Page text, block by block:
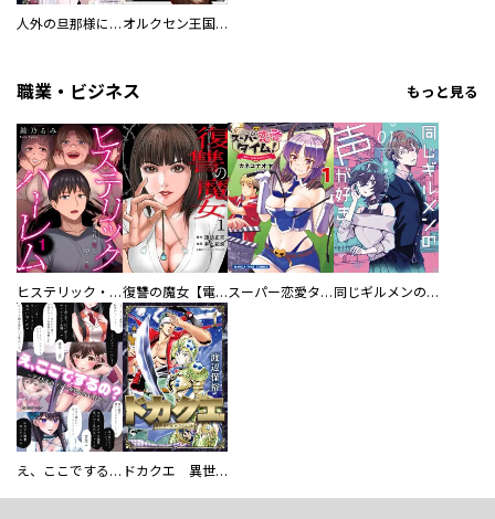
人外の旦那様に娶られ毎晩ナカまで愛される…。アンソロジー オルクセン王国史
職業・ビジネス もっと見る
ヒステリック・ハーレム～搾られる男と堕ちる女～【電子単行本版】 復讐の魔女【電子単行本版】 スーパー恋愛タイム！～現場でドＳな彼女は自宅でデレる～ 同じギルメンの声が好き
え、ここでするの？ アイドルのファンが知らない日常 ドカクエ 異世界ドカコッククエスト